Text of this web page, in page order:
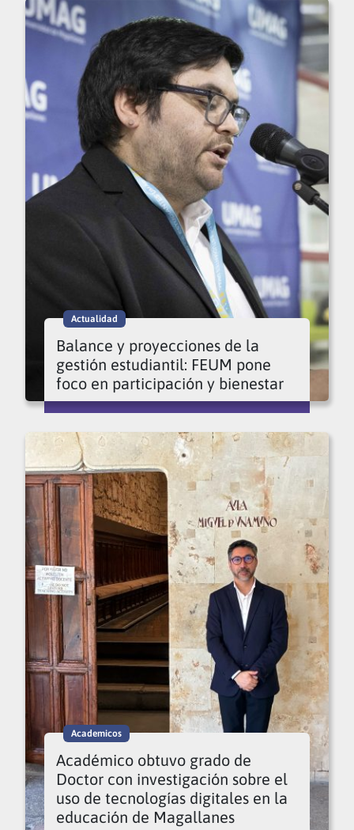
Actualidad
Balance y proyecciones de la
gestión estudiantil: FEUM pone
foco en participación y bienestar
Academicos
Académico obtuvo grado de
Doctor con investigación sobre el
uso de tecnologías digitales en la
educación de Magallanes